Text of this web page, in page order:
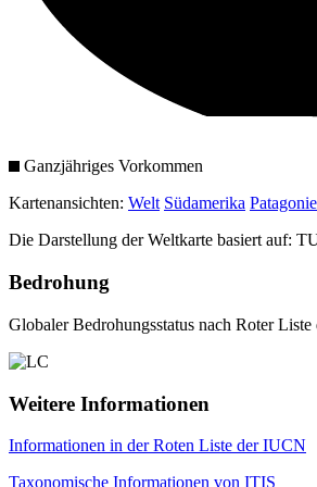
Ganzjähriges Vorkommen
Kartenansichten: Welt Südamerika
Die Darstellung der Weltkarte basiert auf:
Bedrohung
Globaler Bedrohungsstatus nach Roter
Weitere Informationen
Informationen in der Roten Liste der IUCN
Taxonomische Informationen von ITIS